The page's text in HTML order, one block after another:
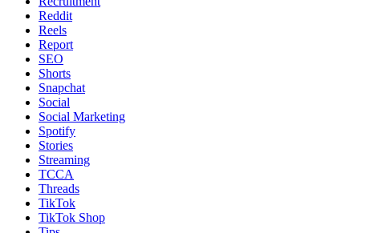
Reddit
Reels
Report
SEO
Shorts
Snapchat
Social
Social Marketing
Spotify
Stories
Streaming
TCCA
Threads
TikTok
TikTok Shop